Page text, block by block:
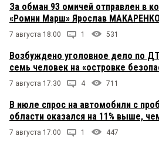
За обман 93 омичей отправлен в
«Ромни Марш» Ярослав
7 августа 18:00 1 531
Возбуждено уголовное дело по
семь человек на «островке
7 августа 17:30 4 711
В июле спрос на автомобили с
области оказался на 11% выше,
7 августа 17:00 1 447